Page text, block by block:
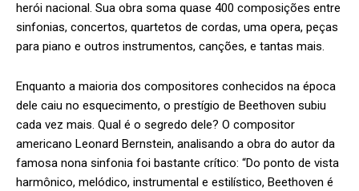
herói nacional. Sua obra soma quase 400 composições entre
sinfonias, concertos, quartetos de cordas, uma opera, peças
para piano e outros instrumentos, canções, e tantas mais.
Enquanto a maioria dos compositores conhecidos na época
dele caiu no esquecimento, o prestígio de Beethoven subiu
cada vez mais. Qual é o segredo dele? O compositor
americano Leonard Bernstein, analisando a obra do autor da
famosa nona sinfonia foi bastante crítico: “Do ponto de vista
harmônico, melódico, instrumental e estilístico, Beethoven é